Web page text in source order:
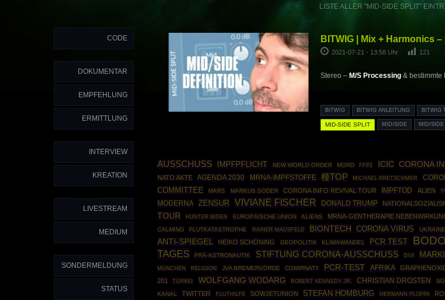
CODE
DOKUMENTAR
EMPFEHLUNG
ERMITTLUNG
INTERVIEW
KREATION
LIVESTREAM
MEDIUM
SONDERMELDUNG
STATUS
LISTE ALLER "MID-SIDE SPLIT"
BITWIG | Mix + Harmonics
2021-07-21 - 13:58 Uhr 121
Stereo – M/S Processing& bestimmte
BITWIG BITWIG ANLEITUNG BITWIG
MID-SIDE SPLIT MID/SIDE MID/SIDE
AUSSCHUSS
IMPFPFLICHT NEW WORLD ORDER MORD FFP2 ICIC CORONA
NATO AKTE
AGENDA 2030 MRNA-IMPFSTOFFE 種TOP MICHAEL KRETSCHMER
COMMITTEE
MARS MARKUS SÖDER CORONA INFO REVIVAL TOUR IMPFTOD ALIEN
MODERNA ZENSUR VIVIANE FISCHER DONALD TRUMP
TOUR
HUNTER BIDEN EUROPÄISCHE UNION ALIENS MRNA-GENTHERAPIE
CALMING
FLUTKATASTROPHE RAINER MAUSFELD BIONTECH CORONA VIRUS
ANTI-SPIEGEL
HEIKO SCHÖNING GEOPOLITIK KLIMAWANDEL PCR TEST
TAGES
PRÄ-ASTRONAUTIK STIFTUNG CORONA-AUSSCHUSS DIVI
MÜNCHEN RELIGION JVA BREMERVÖRDE COMIRNATY PCR-TEST AFRIKA
201
TÜRKEI WOLFGANG WODARG ROBERT KENNEDY JR. CHRISTIAN DROSTEN
KANAL
TWITTER FLUTHILFE SOWJETUNION STEFAN HOMBURG HERMANN PLOPPA